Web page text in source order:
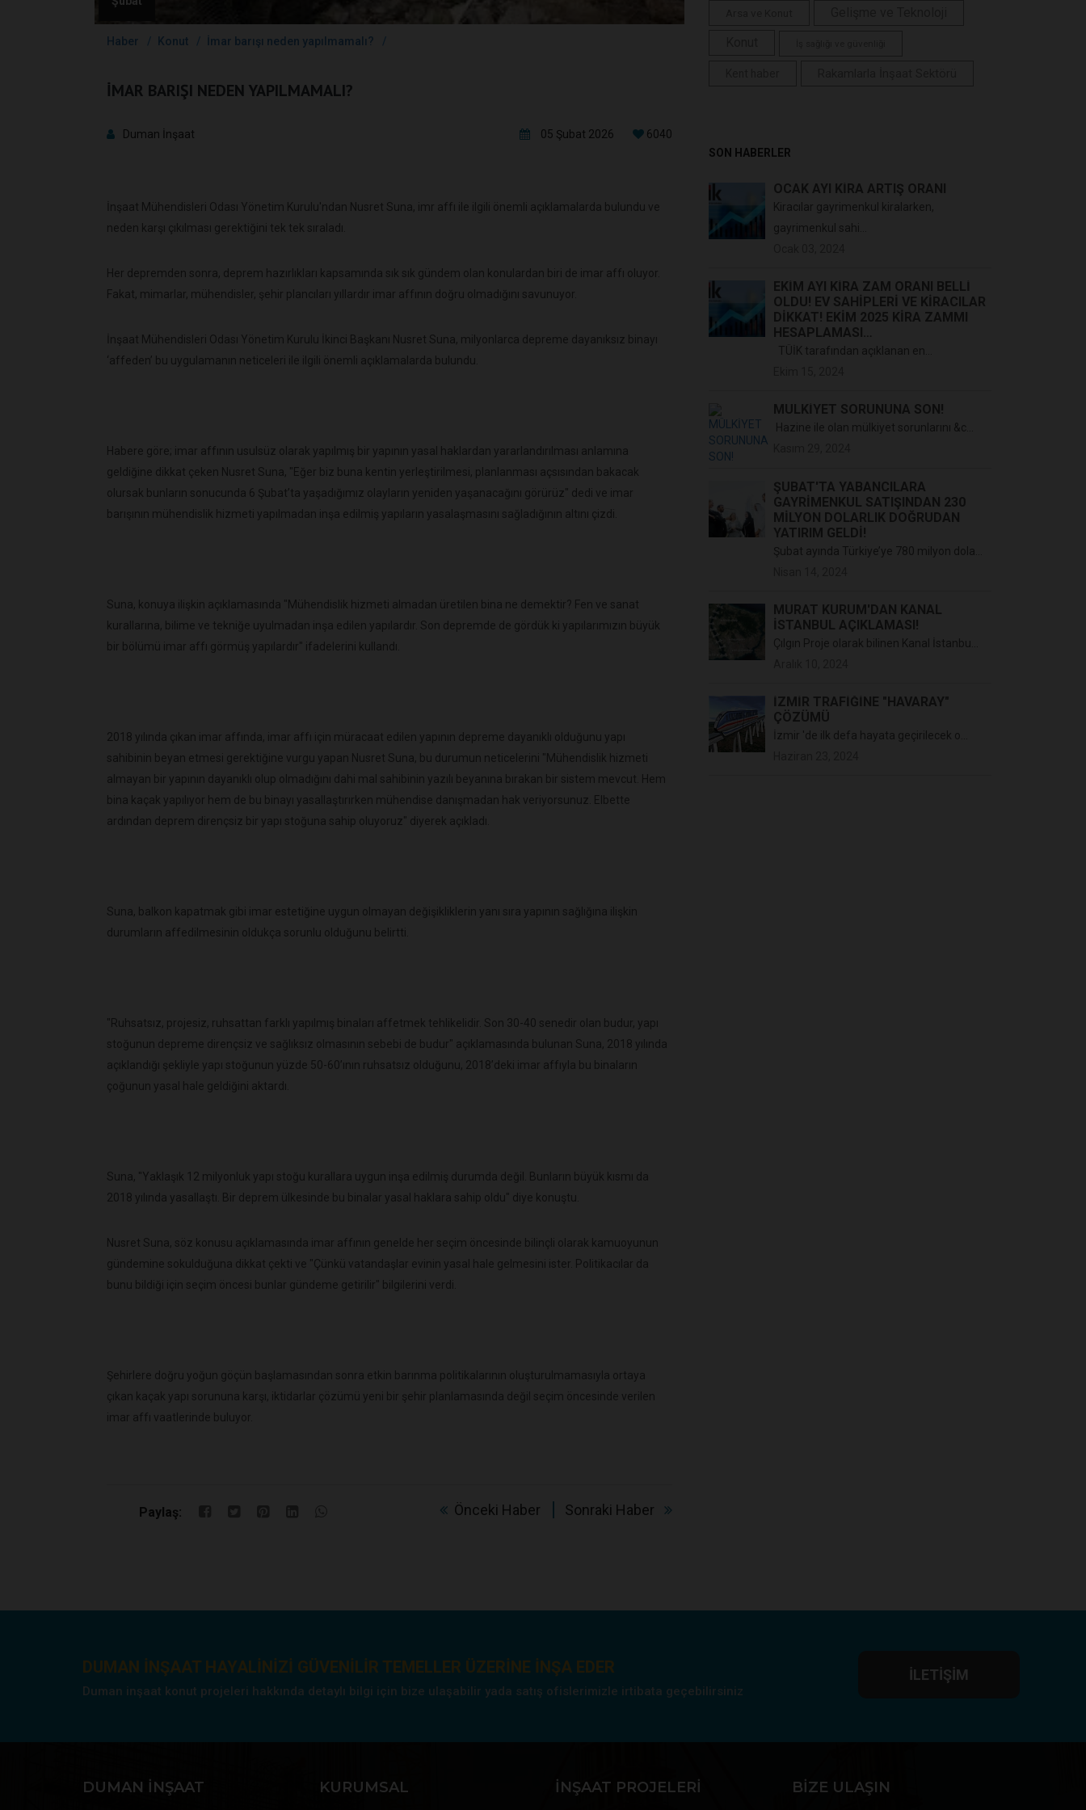
Haber Konut İmar barışı neden yapılmamalı?
İMAR BARIŞI NEDEN YAPILMAMALI?
Duman İnşaat 05 Şubat 2026 6040
İnşaat Mühendisleri Odası Yönetim Kurulu'ndan Nusret Suna, imr affı ile ilgili önemli açıklamalarda bulundu ve
neden karşı çıkılması gerektiğini tek tek sıraladı.
Her depremden sonra, deprem hazırlıkları kapsamında sık sık gündem olan konulardan biri de imar affı oluyor.
Fakat, mimarlar, mühendisler, şehir plancıları yıllardır imar affının doğru olmadığını savunuyor.
İnşaat Mühendisleri Odası Yönetim Kurulu İkinci Başkanı Nusret Suna, milyonlarca depreme dayanıksız binayı
‘affeden’ bu uygulamanın neticeleri ile ilgili önemli açıklamalarda bulundu.
Habere göre; imar affının usulsüz olarak yapılmış bir yapının yasal haklardan yararlandırılması anlamına
geldiğine dikkat çeken Nusret Suna, "Eğer biz buna kentin yerleştirilmesi, planlanması açsısından bakacak
olursak bunların sonucunda 6 Şubat’ta yaşadığımız olayların yeniden yaşanacağını görürüz" dedi ve imar
barışının mühendislik hizmeti yapılmadan inşa edilmiş yapıların yasalaşmasını sağladığının altını çizdi.
Suna, konuya ilişkin açıklamasında "Mühendislik hizmeti almadan üretilen bina ne demektir? Fen ve sanat
kurallarına, bilime ve tekniğe uyulmadan inşa edilen yapılardır. Son depremde de gördük ki yapılarımızın büyük
bir bölümü imar affı görmüş yapılardır" ifadelerini kullandı.
2018 yılında çıkan imar affında, imar affı için müracaat edilen yapının depreme dayanıklı olduğunu yapı
sahibinin beyan etmesi gerektiğine vurgu yapan Nusret Suna, bu durumun neticelerini "Mühendislik hizmeti
almayan bir yapının dayanıklı olup olmadığını dahi mal sahibinin yazılı beyanına bırakan bir sistem mevcut. Hem
bina kaçak yapılıyor hem de bu binayı yasallaştırırken mühendise danışmadan hak veriyorsunuz. Elbette
ardından deprem dirençsiz bir yapı stoğuna sahip oluyoruz" diyerek açıkladı.
Suna, balkon kapatmak gibi imar estetiğine uygun olmayan değişikliklerin yanı sıra yapının sağlığına ilişkin
durumların affedilmesinin oldukça sorunlu olduğunu belirtti.
"Ruhsatsız, projesiz, ruhsattan farklı yapılmış binaları affetmek tehlikelidir. Son 30-40 senedir olan budur, yapı
stoğunun depreme dirençsiz ve sağlıksız olmasının sebebi de budur" açıklamasında bulunan Suna, 2018 yılında
açıklandığı şekliyle yapı stoğunun yüzde 50-60’ının ruhsatsız olduğunu, 2018’deki imar affıyla bu binaların
çoğunun yasal hale geldiğini aktardı.
Suna, "Yaklaşık 12 milyonluk yapı stoğu kurallara uygun inşa edilmiş durumda değil. Bunların büyük kısmı da
2018 yılında yasallaştı. Bir deprem ülkesinde bu binalar yasal haklara sahip oldu" diye konuştu.
Nusret Suna, söz konusu açıklamasında imar affının genelde her seçim öncesinde bilinçli olarak kamuoyunun
gündemine sokulduğuna dikkat çekti ve "Çünkü vatandaşlar evinin yasal hale gelmesini ister. Politikacılar da
bunu bildiği için seçim öncesi bunlar gündeme getirilir" bilgilerini verdi.
Şehirlere doğru yoğun göçün başlamasından sonra etkin barınma politikalarının oluşturulmamasıyla ortaya
çıkan kaçak yapı sorununa karşı, iktidarlar çözümü yeni bir şehir planlamasında değil seçim öncesinde verilen
imar affı vaatlerinde buluyor.
Paylaş: Önceki Haber Sonraki Haber
SON HABERLER
OCAK AYI KİRA ARTIŞ ORANI
Kiracılar gayrimenkul kiralarken,
gayrimenkul sahi...
EKIM AYI KIRA ZAM ORANI BELLI
OLDU! EV SAHIPLERI VE KIRACILAR
DIKKAT! EKIM 2025 KIRA ZAMMI
HESAPLAMASI…
TÜİK tarafından açıklanan en...
MÜLKİYET SORUNUNA SON!
Hazine ile olan mülkiyet sorunlarını &c...
ŞUBAT'TA YABANCILARA
GAYRIMENKUL SATIŞINDAN 230
MILYON DOLARLIK DOĞRUDAN
YATIRIM GELDI!
Şubat ayında Türkiye’ye 780 milyon dola...
MURAT KURUM'DAN KANAL
İSTANBUL AÇIKLAMASI!
Çılgın Proje olarak bilinen Kanal İstanbu...
İZMİR TRAFİĞİNE "HAVARAY"
ÇÖZÜMÜ
İzmir 'de ilk defa hayata geçirilecek o...
DUMAN INŞAAT HAYALINIZI GÜVENILIR TEMELLER ÜZERINE INŞA EDER
Duman inşaat konut projeleri hakkında detaylı bilgi için bize ulaşabilir yada satış ofislerimizle irtibata geçebilirsiniz
İLETIŞIM
DUMAN İNŞAAT KURUMSAL İNŞAAT PROJELERI BIZE ULAŞIN